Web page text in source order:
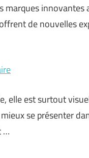
marques
de nouvelles
elle est surtout
se présenter
…